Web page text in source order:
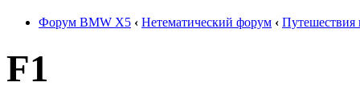
Форум BMW X5 ‹ Нетематический форум ‹ Путешествия
F1